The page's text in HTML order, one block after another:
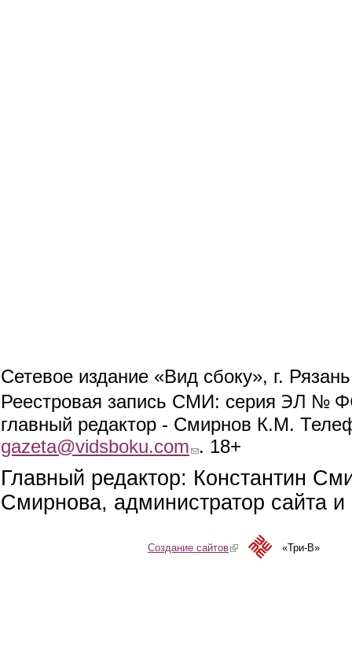
Сетевое издание «Вид сбоку», г.
Реестровая запись СМИ: серия ЭЛ №
главный редактор - Смирнов К.М.
gazeta@vidsboku.com (link sends e-mail)
. 18+
Главный редактор: Константин
Смирнова, администратор сайта
Создание сайтов(link is external)«Три-В»